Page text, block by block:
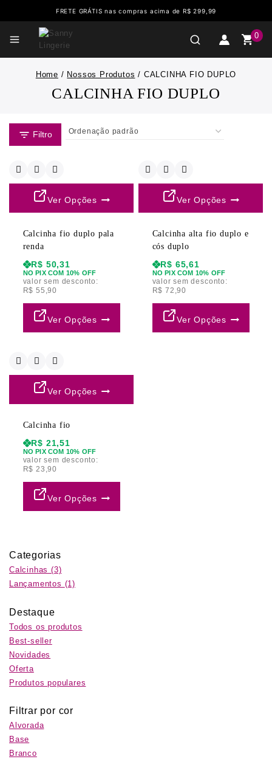
FRETE GRÁTIS nas compras acima de R$ 299,99
0
Home / Nossos Produtos / CALCINHA FIO DUPLO
CALCINHA FIO DUPLO
Filtro
Ver Opções
Calcinha fio duplo pala
renda
R$ 50,31
NO PIX COM 10% OFF
valor sem desconto:
R$ 55,90
Ver Opções
Ver Opções
Calcinha alta fio duplo e
cós duplo
R$ 65,61
NO PIX COM 10% OFF
valor sem desconto:
R$ 72,90
Ver Opções
Ver Opções
Calcinha fio
R$ 21,51
NO PIX COM 10% OFF
valor sem desconto:
R$ 23,90
Ver Opções
Categorias
Calcinhas (3)
Lançamentos (1)
Destaque
Todos os produtos
Best-seller
Novidades
Oferta
Produtos populares
Filtrar por cor
Alvorada
Base
Branco